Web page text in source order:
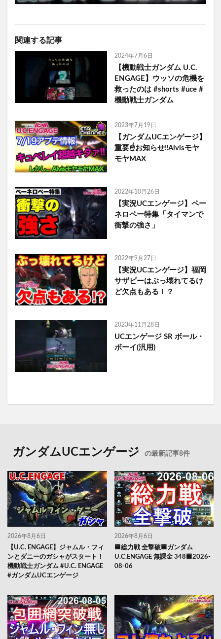
関連する記事
2024年7月6日
【機動戦士ガンダム U.C.
ENGAGE】ウッソの危機を
救ったのは #shorts #uce #
機動戦士ガンダム
2023年7月19日
【ガンダムUCエンゲージ】
重要☝️お知らせ‼️Alvisモヤ
モヤMAX
2022年10月26日
【実況UCエンゲージ】ペー
ネロペー特集「タイマンで
衝撃の強さ」
2022年9月27日
【実況UCエンゲージ】福岡
サザビーはぶっ壊れてるけ
ど欠点もある！？
2023年11月28日
UCエンゲージ SR ボール・
ボーイ(汎用)
ガンダムUCエンゲージ の最新記事8件
2026年8月6日
【U.C. ENGAGE】ジャムル・フィ
ンとダニーのガシャがスタート！
機動戦士ガンダム #U.C. ENGAGE
#ガンダムUCエンゲージ
2026年8月6日
🟦総力戦 全撃破🟦ガンダム
U.C.ENGAGE 無課金 348🟦2026-
08-06